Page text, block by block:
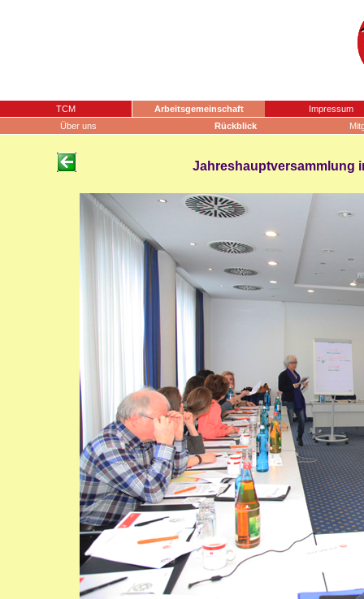
TCM Arbeitsgemeinschaft
Impressum
Über uns
Rückblick
Jahreshauptversammlung